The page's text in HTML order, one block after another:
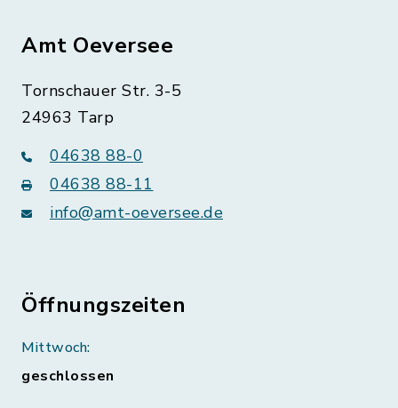
Amt Oeversee
Tornschauer Str. 3-5
24963 Tarp
04638 88-0
04638 88-11
info@amt-oeversee.de
Öffnungszeiten
Mittwoch:
geschlossen